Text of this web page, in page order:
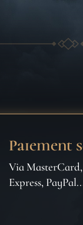
Paiement
Via
Express,